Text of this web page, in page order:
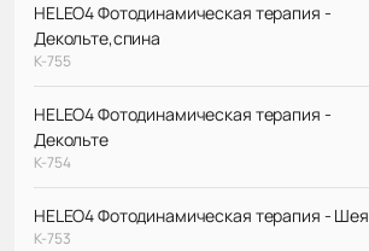
HELEO4 Фотодинамическая терапия -
Декольте,спина
К-755
HELEO4 Фотодинамическая терапия -
Декольте
К-754
HELEO4 Фотодинамическая терапия - Шея
К-753